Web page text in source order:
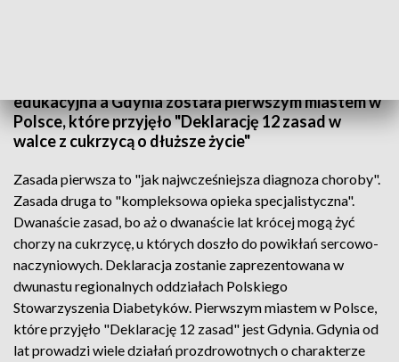
edukacyjna a Gdynia została pierwszym miastem w
Polsce, które przyjęło "Deklarację 12 zasad w
walce z cukrzycą o dłuższe życie"
Zasada pierwsza to "jak najwcześniejsza diagnoza choroby".
Zasada druga to "kompleksowa opieka specjalistyczna".
Dwanaście zasad, bo aż o dwanaście lat krócej mogą żyć
chorzy na cukrzycę, u których doszło do powikłań sercowo-
naczyniowych. Deklaracja zostanie zaprezentowana w
dwunastu regionalnych oddziałach Polskiego
Stowarzyszenia Diabetyków. Pierwszym miastem w Polsce,
które przyjęło "Deklarację 12 zasad" jest Gdynia. Gdynia od
lat prowadzi wiele działań prozdrowotnych o charakterze